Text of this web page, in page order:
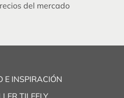
del mercado
E INSPIRACIÓN
TILEFLY